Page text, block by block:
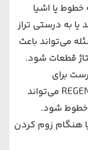
خطوط یا اشیا
یا به درستی تراز
می‌تواند باعث
قطعات شود.
برای
پارامترهایی مانند REGENAUTO یا REGENMODE می‌تواند
خطوط شود.
هنگام زوم کردن